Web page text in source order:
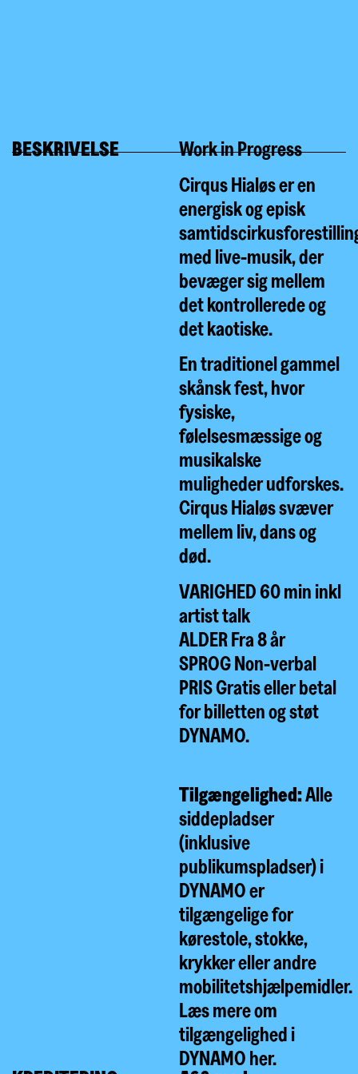
BESKRIVELSE
Work in Progress
Cirqus Hialøs er en
energisk og episk
med live-musik, der
bevæger sig mellem
det kontrollerede og
det kaotiske.
En traditionel gammel
skånsk fest, hvor
fysiske,
følelsesmæssige og
musikalske
muligheder udforskes.
Cirqus Hialøs svæver
mellem liv, dans og
død.
VARIGHED 60 min inkl
artist talk
ALDER Fra 8 år
SPROG Non-verbal
PRIS Gratis eller betal
for billetten og støt
DYNAMO.
Tilgængelighed:Alle
siddepladser
(inklusive
publikumspladser) i
DYNAMO er
tilgængelige for
kørestole, stokke,
krykker eller andre
mobilitetshjælpemidler.
Læs mere om
tilgængelighed i
DYNAMOher.